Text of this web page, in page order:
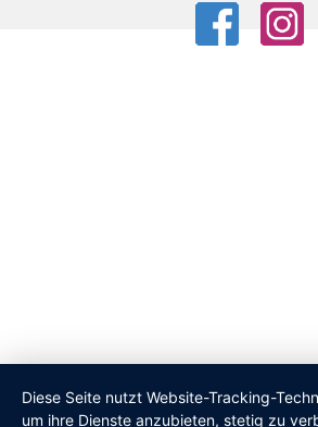
Diese Seite nutzt Website-Tracking-
um ihre Dienste anzubieten, stetig zu